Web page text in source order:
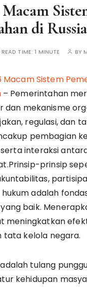
di
READ TIME:1 MINUTE BY
Macam Sistem
– Pemerintahan
dan mekanisme
regulasi, dan
pembagian
interaksi
prinsip
adalah
baik.
meningkatkan
tata kelola negara.
tulang
kehidupan